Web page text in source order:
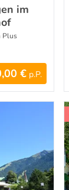
im
Plus
€ p.P.